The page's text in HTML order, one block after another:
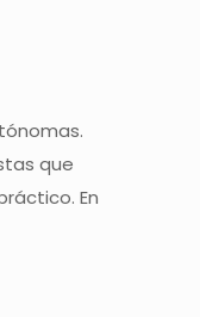
que
En